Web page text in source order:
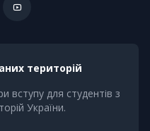
територій
вступу для студентів з
України.